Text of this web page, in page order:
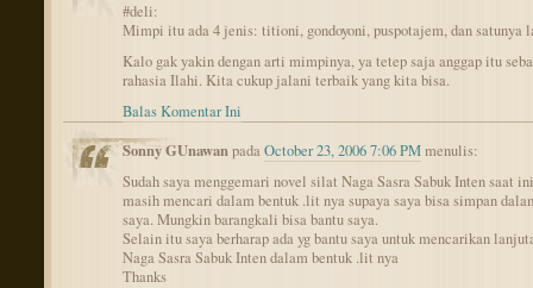
#deli:
Mimpi itu ada 4 jenis: titioni, gondoyoni, puspotajem, dan satunya
Kalo gak yakin dengan arti mimpinya, ya tetep saja anggap itu
rahasia Ilahi. Kita cukup jalani terbaik yang kita bisa.
Balas Komentar Ini
Sonny GUnawanpadaOctober 23, 2006 7:06 PMmenulis:
Sudah saya menggemari novel silat Naga Sasra Sabuk Inten saat
masih mencari dalam bentuk .lit nya supaya saya bisa simpan
saya. Mungkin barangkali bisa bantu saya.
Selain itu saya berharap ada yg bantu saya untuk mencarikan
Naga Sasra Sabuk Inten dalam bentuk .lit nya
Thanks